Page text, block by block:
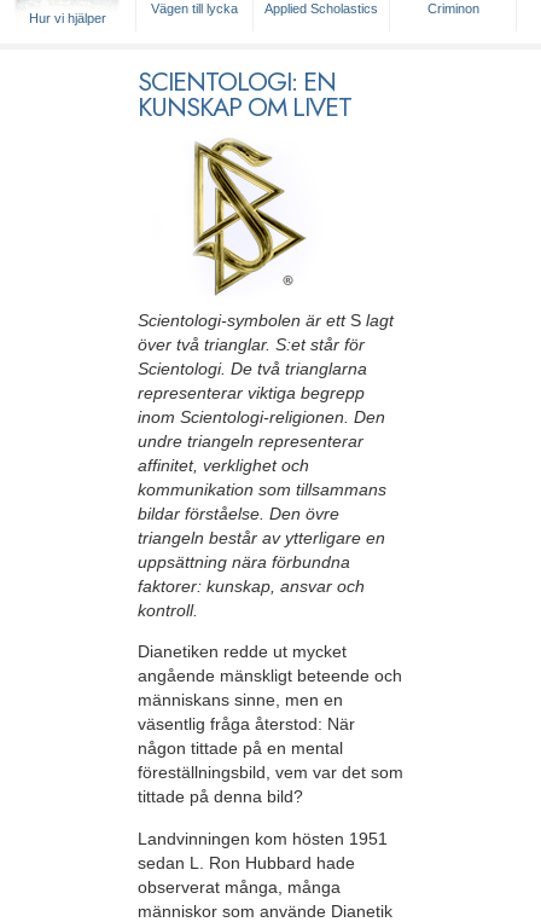
Hur vi hjälper
Vägen till lycka Applied Scholastics Criminon
SCIENTOLOGI: EN
KUNSKAP OM LIVET
Scientologi-symbolen är ettS lagt
över två trianglar. S:et står för
Scientologi. De två trianglarna
representerar viktiga begrepp
inom Scientologi-religionen. Den
undre triangeln representerar
affinitet, verklighet och
kommunikation som tillsammans
bildar förståelse. Den övre
triangeln består av ytterligare en
uppsättning nära förbundna
faktorer:­­ kunskap, ansvar och
kontroll.
Dianetiken redde ut mycket
angående mänskligt beteende och
människans sinne, men en
väsentlig fråga återstod: När
någon tittade på en mental
föreställningsbild, vem var det som
tittade på denna bild?
Landvinningen kom hösten 1951
sedan L. Ron Hubbard hade
observerat många, många
människor som använde Dianetik